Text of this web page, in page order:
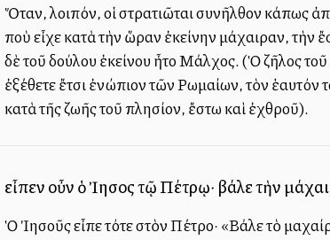
Ὅταν, λοιπόν, οἱ στρατιῶται συνῆλθον κάπως
ποὺ εἶχε κατὰ τὴν ὥραν ἐκείνην μάχαιραν, τὴν
δὲ τοῦ δούλου ἐκείνου ἦτο Μάλχος. (Ὁ ζῆλος
ἐξέθετε ἔτσι ἐνώπιον τῶν Ρωμαίων, τὸν ἑαυτόν
κατὰ τῆς ζωῆς τοῦ πλησίον, ἔστω καὶ ἐχθροῦ).
εἶπεν οὖν ὁ Ἰησοῦς τῷ Πέτρῳ· βάλε τὴν
Ὁ Ἰησοῦς εἶπε τότε στὸν Πέτρο· «Βάλε τὸ